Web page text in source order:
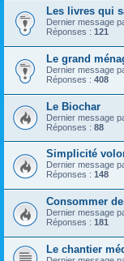
Les livres qui
Dernier message
Réponses : 121
Le grand
Dernier message
Réponses : 408
Le Biochar
Dernier message
Réponses : 88
Simplicité
Dernier message
Réponses : 148
Consommer
Dernier message
Réponses : 181
Le chantier